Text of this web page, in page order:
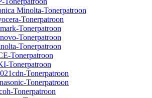
Minolta-Tonerpatroon
Tonerpatroon
Tonerpatroon
Tonerpatroon
Tonerpatroon
Tonerpatroon
Tonerpatroon
Tonerpatroon
Tonerpatroon
Tonerpatroon